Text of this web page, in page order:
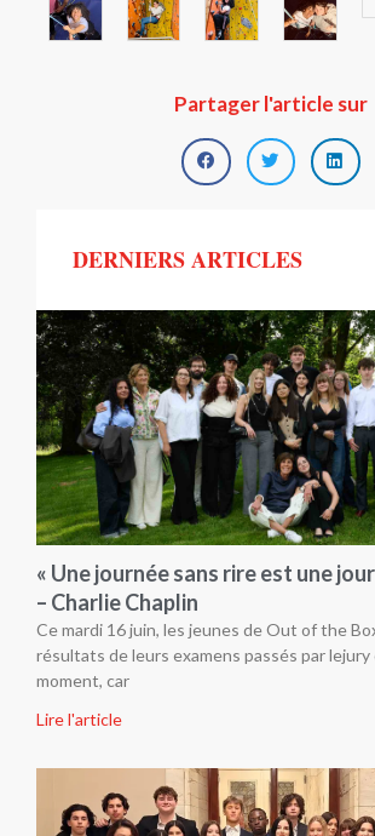
Partager l'article sur
DERNIERS ARTICLES
« Une journée sans rire est une
– Charlie Chaplin
Ce mardi 16 juin, les jeunes de Out of the
résultats de leurs examens passés par lejury
moment, car
Lire l'article